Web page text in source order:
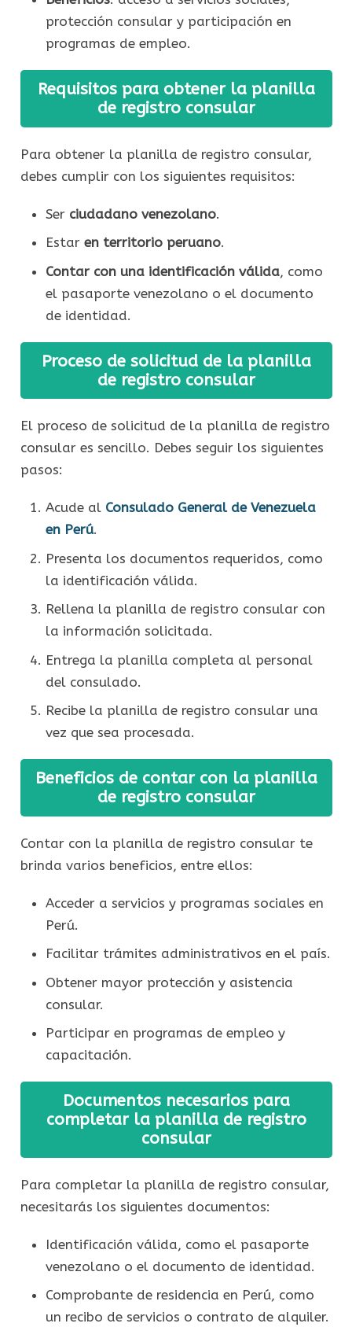
protección consular y participación en
programas de empleo.
Requisitos para obtener la planilla
de registro consular
Para obtener la planilla de registro consular,
debes cumplir con los siguientes requisitos:
Ser ciudadano venezolano.
Estaren territorio peruano.
Contar con una identificación válida, como
el pasaporte venezolano o el documento
de identidad.
Proceso de solicitud de la planilla
de registro consular
El proceso de solicitud de la planilla de registro
consular es sencillo. Debes seguir los siguientes
pasos:
Acude al Consulado General de Venezuela
en Perú.
Presenta los documentos requeridos, como
la identificación válida.
Rellena la planilla de registro consular con
la información solicitada.
Entrega la planilla completa al personal
del consulado.
Recibe la planilla de registro consular una
vez que sea procesada.
Beneficios de contar con la planilla
de registro consular
Contar con la planilla de registro consular te
brinda varios beneficios, entre ellos:
Acceder a servicios y programas sociales en
Perú.
Facilitar trámites administrativos en el país.
Obtener mayor protección y asistencia
consular.
Participar en programas de empleo y
capacitación.
Documentos necesarios para
completar la planilla de registro
consular
Para completar la planilla de registro consular,
necesitarás los siguientes documentos:
Identificación válida, como el pasaporte
venezolano o el documento de identidad.
Comprobante de residencia en Perú, como
un recibo de servicios o contrato de alquiler.